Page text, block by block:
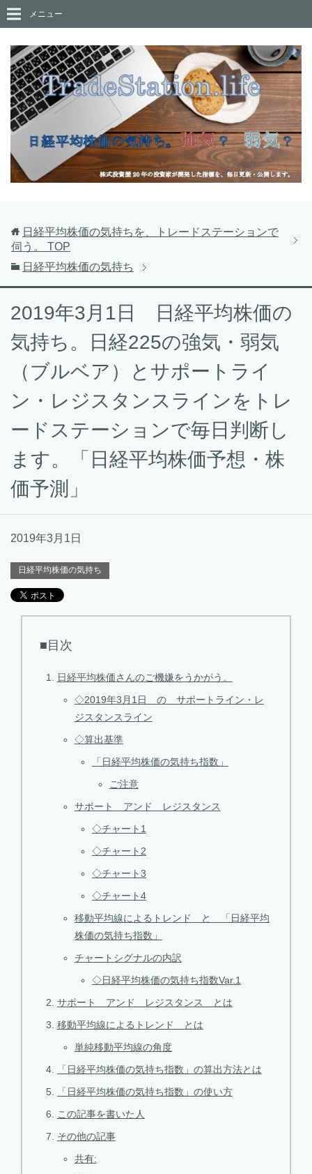
メニュー
日経平均株価の気持ちを、トレードステーションで
伺う。
TOP
日経平均株価の気持ち
2019年3月1日 日経平均株価の
気持ち。日経225の強気・弱気
（ブルベア）とサポートライ
ン・レジスタンスラインをトレ
ードステーションで毎日判断し
ます。「日経平均株価予想・株
価予測」
2019年3月1日
日経平均株価の気持ち
■目次
日経平均株価さんのご機嫌をうかがう。
◇2019年3月1日 の サポートライン・レ
ジスタンスライン
◇算出基準
「日経平均株価の気持ち指数」
ご注意
サポート アンド レジスタンス
◇チャート1
◇チャート2
◇チャート3
◇チャート4
移動平均線によるトレンド と 「日経平均
株価の気持ち指数」
チャートシグナルの内訳
◇日経平均株価の気持ち指数Var.1
サポート アンド レジスタンス とは
移動平均線によるトレンド とは
単純移動平均線の角度
「日経平均株価の気持ち指数」の算出方法とは
「日経平均株価の気持ち指数」の使い方
この記事を書いた人
その他の記事
共有: